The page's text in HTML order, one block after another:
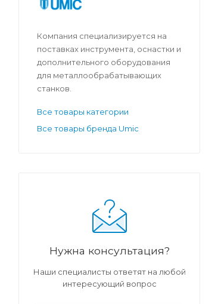
Компания специализируется на
поставках инструмента, оснастки и
дополнительного оборудования
для металлообрабатывающих
станков.
Все товары категории
Все товары бренда Umic
Нужна консультация?
Наши специалисты ответят на любой
интересующий вопрос